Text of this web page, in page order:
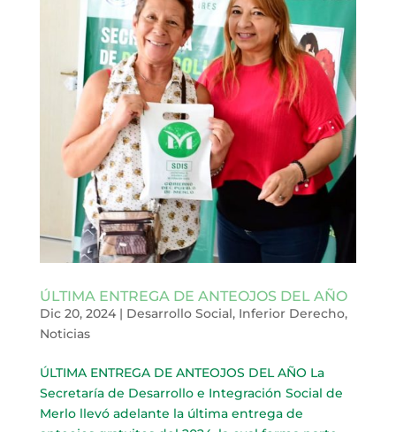
ÚLTIMA ENTREGA DE ANTEOJOS DEL AÑO
Dic 20, 2024| Desarrollo Social, Inferior Derecho,
Noticias
ÚLTIMA ENTREGA DE ANTEOJOS DEL AÑO La
Secretaría de Desarrollo e Integración Social de
Merlo llevó adelante la última entrega de